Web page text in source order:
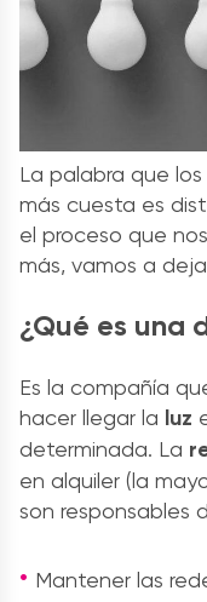
La palabra que
más cuesta es
el proceso que
más, vamos a
¿Qué es una
Es la compañía
hacer llegar la luz
determinada. La
en alquiler (la
son responsables
Mantener las